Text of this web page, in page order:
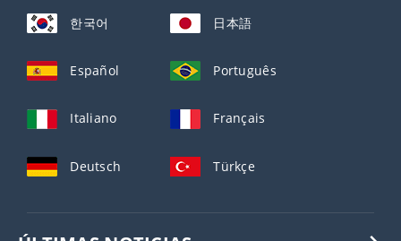
한국어 日本語
Español Português
Italiano Français
Deutsch Türkçe